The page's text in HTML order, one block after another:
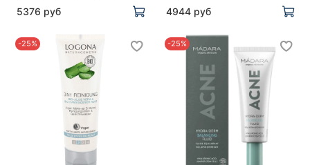
5376 руб
4944 руб
-25% -25%